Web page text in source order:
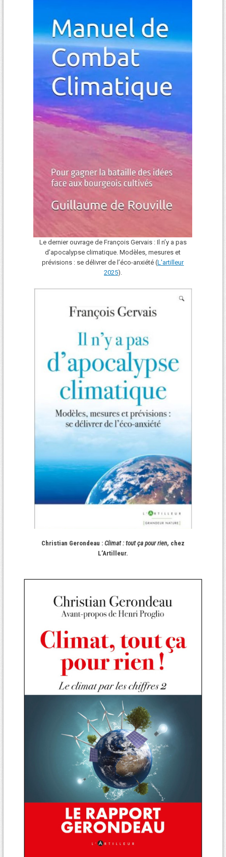
Le dernier ouvrage de François Gervais : Il n’y a pas
d’apocalypse climatique. Modèles, mesures et
prévisions : se délivrer de l’éco-anxiété (L'arti lleur
2025).
Christian Gerondeau : Climat : tout ça pour rien, chez
L’Artilleur.